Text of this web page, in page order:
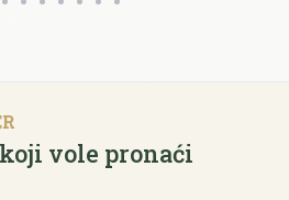
vole pronaći